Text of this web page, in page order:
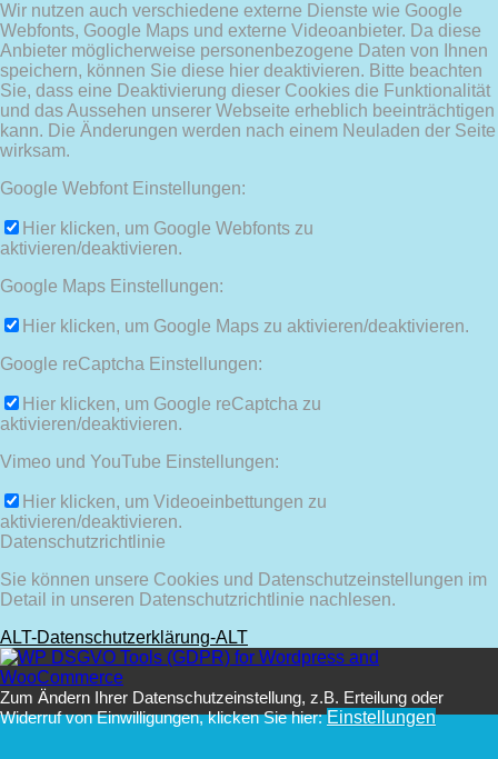
Wir nutzen auch verschiedene externe Dienste wie Google
Webfonts, Google Maps und externe Videoanbieter. Da diese
Anbieter möglicherweise personenbezogene Daten von Ihnen
speichern, können Sie diese hier deaktivieren. Bitte beachten
Sie, dass eine Deaktivierung dieser Cookies die Funktionalität
und das Aussehen unserer Webseite erheblich beeinträchtigen
kann. Die Änderungen werden nach einem Neuladen der Seite
wirksam.
Google Webfont Einstellungen:
Hier klicken, um Google Webfonts zu
aktivieren/deaktivieren.
Google Maps Einstellungen:
Hier klicken, um Google Maps zu aktivieren/deaktivieren.
Google reCaptcha Einstellungen:
Hier klicken, um Google reCaptcha zu
aktivieren/deaktivieren.
Vimeo und YouTube Einstellungen:
Hier klicken, um Videoeinbettungen zu
aktivieren/deaktivieren.
Datenschutzrichtlinie
Sie können unsere Cookies und Datenschutzeinstellungen im
Detail in unseren Datenschutzrichtlinie nachlesen.
ALT-Datenschutzerklärung-ALT
Zum Ändern Ihrer Datenschutzeinstellung, z.B. Erteilung oder
Widerruf von Einwilligungen, klicken Sie hier:Einstellungen